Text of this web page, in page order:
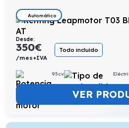
Automático
Desde:
350€
/mes+IVA
Todo incluido
95cv
VER